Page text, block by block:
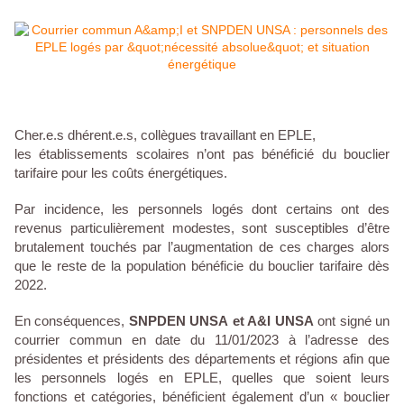
Cher.e.s dhérent.e.s, collègues travaillant en EPLE,
les établissements scolaires n’ont pas bénéficié du bouclier
tarifaire pour les coûts énergétiques.
Par incidence, les personnels logés dont certains ont des
revenus particulièrement modestes, sont susceptibles d’être
brutalement touchés par l’augmentation de ces charges alors
que le reste de la population bénéficie du bouclier tarifaire dès
2022.
En conséquences, SNPDEN UNSA et A&I UNSA ont signé un
courrier commun en date du 11/01/2023 à l’adresse des
présidentes et présidents des départements et régions afin que
les personnels logés en EPLE, quelles que soient leurs
fonctions et catégories, bénéficient également d’un « bouclier